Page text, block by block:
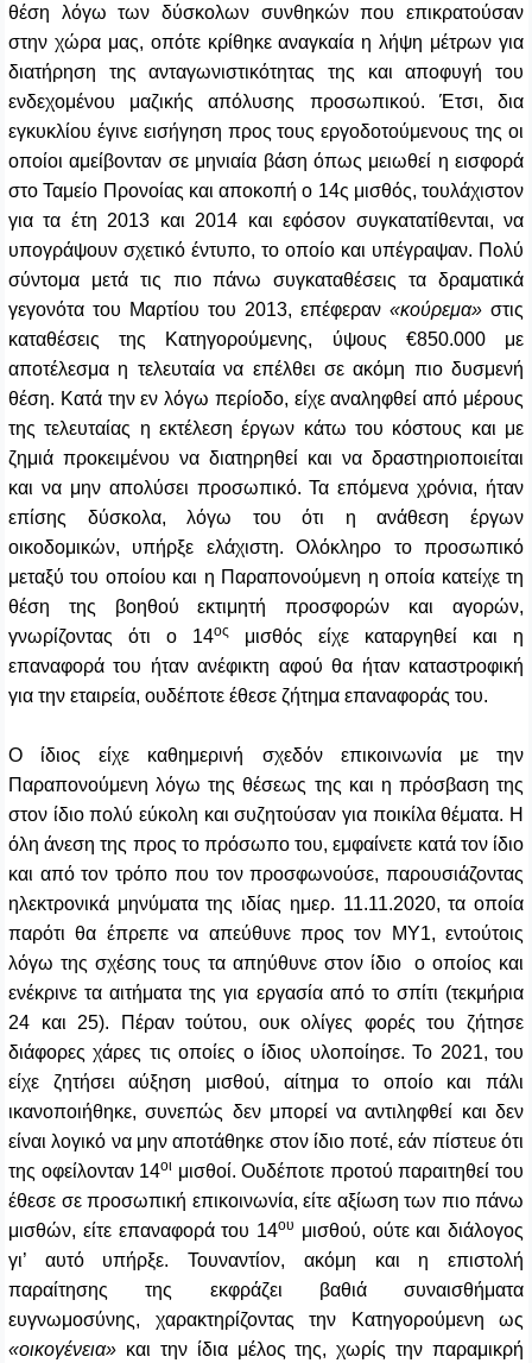
θέση λόγω των δύσκολων συνθηκών που επικρατούσαν
στην χώρα μας, οπότε κρίθηκε αναγκαία η λήψη μέτρων για
διατήρηση της ανταγωνιστικότητας της και αποφυγή του
ενδεχομένου μαζικής απόλυσης προσωπικού. Έτσι, δια
εγκυκλίου έγινε εισήγηση προς τους εργοδοτούμενους της οι
οποίοι αμείβονταν σε μηνιαία βάση όπως μειωθεί η εισφορά
στο Ταμείο Προνοίας και αποκοπή ο 14ς μισθός, τουλάχιστον
για τα έτη 2013 και 2014 και εφόσον συγκατατίθενται, να
υπογράψουν σχετικό έντυπο, το οποίο και υπέγραψαν. Πολύ
σύντομα μετά τις πιο πάνω συγκαταθέσεις τα δραματικά
γεγονότα του Μαρτίου του 2013, επέφεραν «κούρεμα» στις
καταθέσεις της Κατηγορούμενης, ύψους €850.000 με
αποτέλεσμα η τελευταία να επέλθει σε ακόμη πιο δυσμενή
θέση. Κατά την εν λόγω περίοδο, είχε αναληφθεί από μέρους
της τελευταίας η εκτέλεση έργων κάτω του κόστους και με
ζημιά προκειμένου να διατηρηθεί και να δραστηριοποιείται
και να μην απολύσει προσωπικό. Τα επόμενα χρόνια, ήταν
επίσης δύσκολα, λόγω του ότι η ανάθεση έργων
οικοδομικών, υπήρξε ελάχιστη. Ολόκληρο το προσωπικό
μεταξύ του οποίου και η Παραπονούμενη η οποία κατείχε τη
θέση της βοηθού εκτιμητή προσφορών και αγορών,
γνωρίζοντας ότι ο 14ος
μισθός είχε καταργηθεί και η
επαναφορά του ήταν ανέφικτη αφού θα ήταν καταστροφική
για την εταιρεία, ουδέποτε έθεσε ζήτημα επαναφοράς του.
Ο ίδιος είχε καθημερινή σχεδόν επικοινωνία με την
Παραπονούμενη λόγω της θέσεως της και η πρόσβαση της
στον ίδιο πολύ εύκολη και συζητούσαν για ποικίλα θέματα. Η
όλη άνεση της προς το πρόσωπο του, εμφαίνετε κατά τον ίδιο
και από τον τρόπο που τον προσφωνούσε, παρουσιάζοντας
ηλεκτρονικά μηνύματα της ιδίας ημερ. 11.11.2020, τα οποία
παρότι θα έπρεπε να απεύθυνε προς τον ΜΥ1, εντούτοις
λόγω της σχέσης τους τα απηύθυνε στον ίδιο ο οποίος και
ενέκρινε τα αιτήματα της για εργασία από το σπίτι (τεκμήρια
24 και 25). Πέραν τούτου, ουκ ολίγες φορές του ζήτησε
διάφορες χάρες τις οποίες ο ίδιος υλοποίησε. Το 2021, του
είχε ζητήσει αύξηση μισθού, αίτημα το οποίο και πάλι
ικανοποιήθηκε, συνεπώς δεν μπορεί να αντιληφθεί και δεν
είναι λογικό να μην αποτάθηκε στον ίδιο ποτέ, εάν πίστευε ότι
της οφείλονταν 14οι μισθοί. Ουδέποτε προτού παραιτηθεί του
έθεσε σε προσωπική επικοινωνία, είτε αξίωση των πιο πάνω
μισθών, είτε επαναφορά του 14ου μισθού, ούτε και διάλογος
γι’ αυτό υπήρξε. Τουναντίον, ακόμη και η επιστολή
παραίτησης της εκφράζει βαθιά συναισθήματα
ευγνωμοσύνης, χαρακτηρίζοντας την Κατηγορούμενη ως
«οικογένεια» και την ίδια μέλος της, χωρίς την παραμικρή